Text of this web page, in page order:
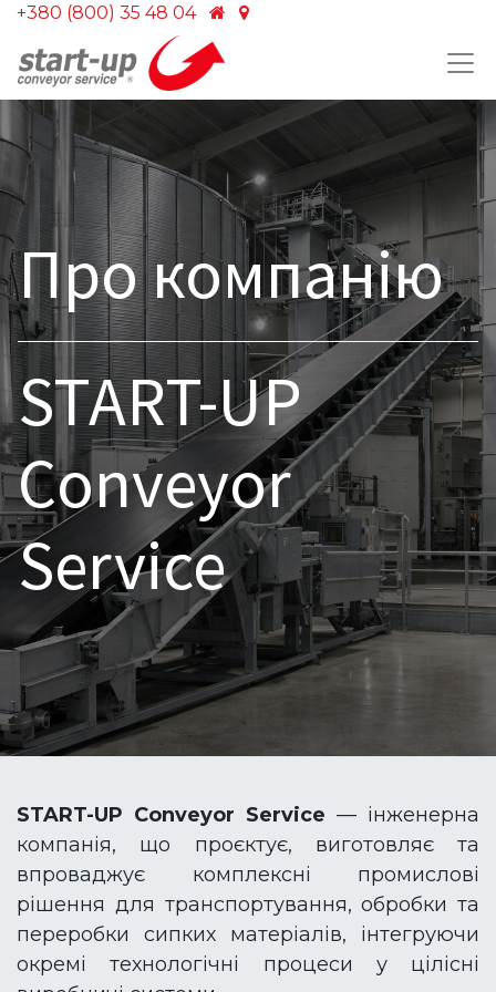
+380 (800) 35 48 04
Про компанію
START-UP
Conveyor
Service
START-UP Conveyor Service — інженерна
компанія, що проєктує, виготовляє та
впроваджує комплексні промислові
рішення для транспортування, обробки та
переробки сипких матеріалів, інтегруючи
окремі технологічні процеси у цілісні